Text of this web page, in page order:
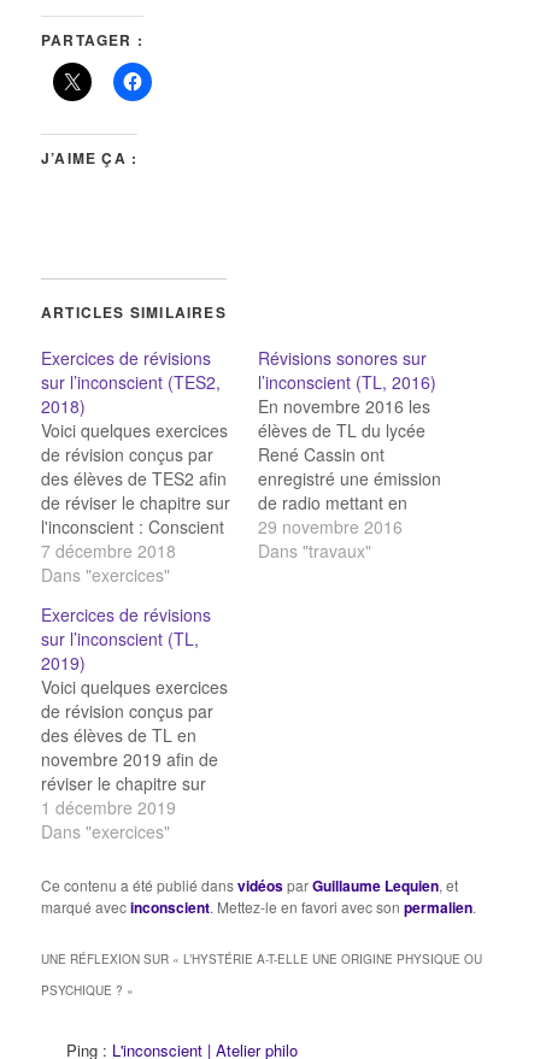
PARTAGER :
J’AIME ÇA :
ARTICLES SIMILAIRES
Exercices de révisions
sur l’inconscient (TES2,
2018)
Voici quelques exercices
de révision conçus par
des élèves de TES2 afin
de réviser le chapitre sur
l'inconscient : Conscient
ou inconscient ? Autour
de l'hystérie : questions
vocabulaire Sexualité &
2e topique Le complexe
d'OEdipe
7 décembre 2018
Dans "exercices"
Révisions sonores sur
l’inconscient (TL, 2016)
En novembre 2016 les
élèves de TL du lycée
René Cassin ont
enregistré une émission
de radio mettant en
scène différents points
de leur cours de
29 novembre 2016
Dans "travaux"
Exercices de révisions
sur l’inconscient (TL,
2019)
Voici quelques exercices
de révision conçus par
des élèves de TL en
novembre 2019 afin de
réviser le chapitre sur
l'inconscient : QCM sur
la naissance de la
soigner l'hystérie Mots
croisés sur la
croisés sur l'inconscient
manqués & les rêves
1 décembre 2019
Dans "exercices"
Ce contenu a été publié dansvidéosparGuillaume Lequien, et
marqué avecinconscient. Mettez-le en favori avec sonpermalien.
UNE RÉFLEXION SUR «L’HYSTÉRIE A-T-ELLE UNE ORIGINE PHYSIQUE OU
PSYCHIQUE ? »
Ping : L'inconscient | Atelier philo